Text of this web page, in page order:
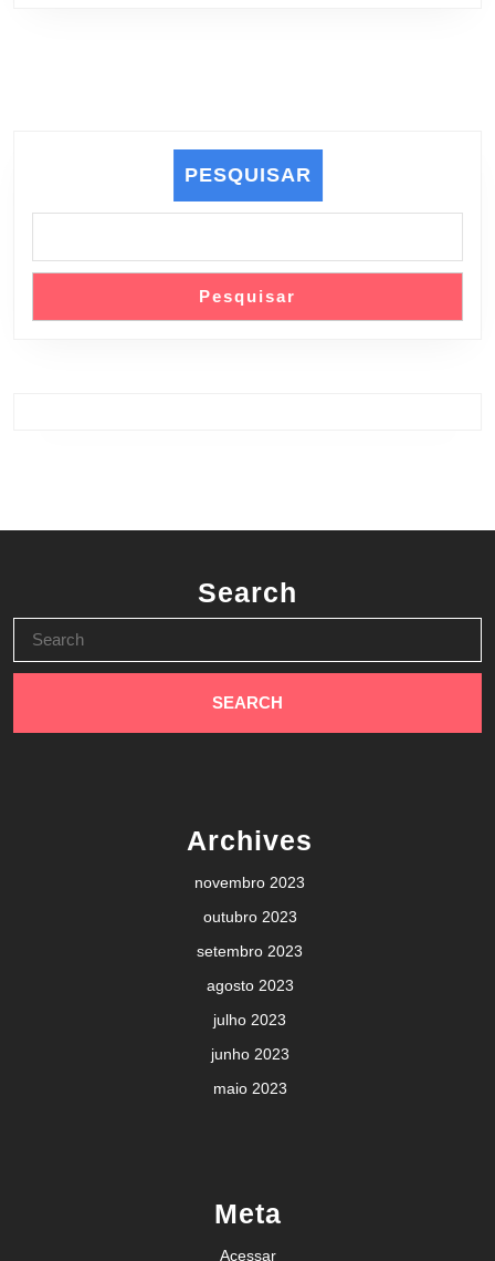
PESQUISAR
Pesquisar
Search
for:
Archives
novembro 2023
outubro 2023
setembro 2023
agosto 2023
julho 2023
junho 2023
maio 2023
Meta
Acessar